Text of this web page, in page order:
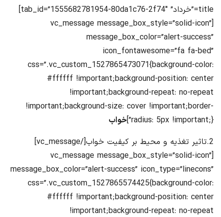
title=”خرداد” tab_id=”1555682781954-80da1c76-2f74″]
[vc_message message_box_style=”solid-icon”
message_box_color=”alert-success”
icon_fontawesome=”fa fa-bed”
css=”.vc_custom_1527865473071{background-color:
#ffffff !important;background-position: center
!important;background-repeat: no-repeat
!important;background-size: cover !important;border-
radius: 5px !important;}”] خواب
2.تاثیر تغذیه و محیط بر کیفیت خواب[/vc_message]
[vc_message message_box_style=”solid-icon”
message_box_color=”alert-success” icon_type=”linecons”
css=”.vc_custom_1527865574425{background-color:
#ffffff !important;background-position: center
!important;background-repeat: no-repeat